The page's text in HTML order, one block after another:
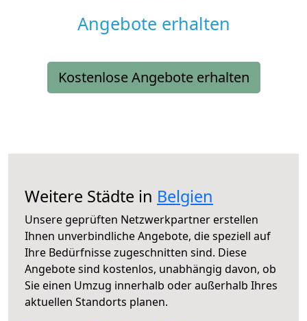
Angebote erhalten
Kostenlose Angebote erhalten
Weitere Städte in Belgien
Unsere geprüften Netzwerkpartner erstellen
Ihnen unverbindliche Angebote, die speziell auf
Ihre Bedürfnisse zugeschnitten sind. Diese
Angebote sind kostenlos, unabhängig davon, ob
Sie einen Umzug innerhalb oder außerhalb Ihres
aktuellen Standorts planen.